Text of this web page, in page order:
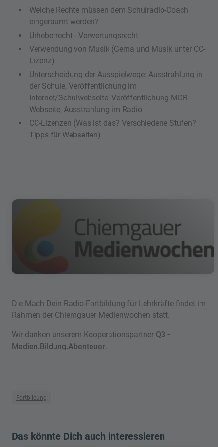
Welche Rechte müssen dem Schulradio-Coach
eingeräumt werden?
Urheberrecht - Verwertungsrecht
Verwendung von Musik (Gema und Musik unter CC-
Lizenz)
Unterscheidung der Ausspielwege: Ausstrahlung in
der Schule, Veröffentlichung im
Internet/Schulwebseite, Veröffentlichung MDR-
Webseite, Ausstrahlung im Radio
CC-Lizenzen (Was ist das? Verschiedene Stufen?
Tipps für Webseiten)
Die Mach Dein Radio-Fortbildung für Lehrkräfte findet im
Rahmen der Chiemgauer Medienwochen statt.
Wir danken unserem Kooperationspartner Q3 -
Medien.Bildung.Abenteuer.
Fortbildung
Das könnte Dich auch interessieren